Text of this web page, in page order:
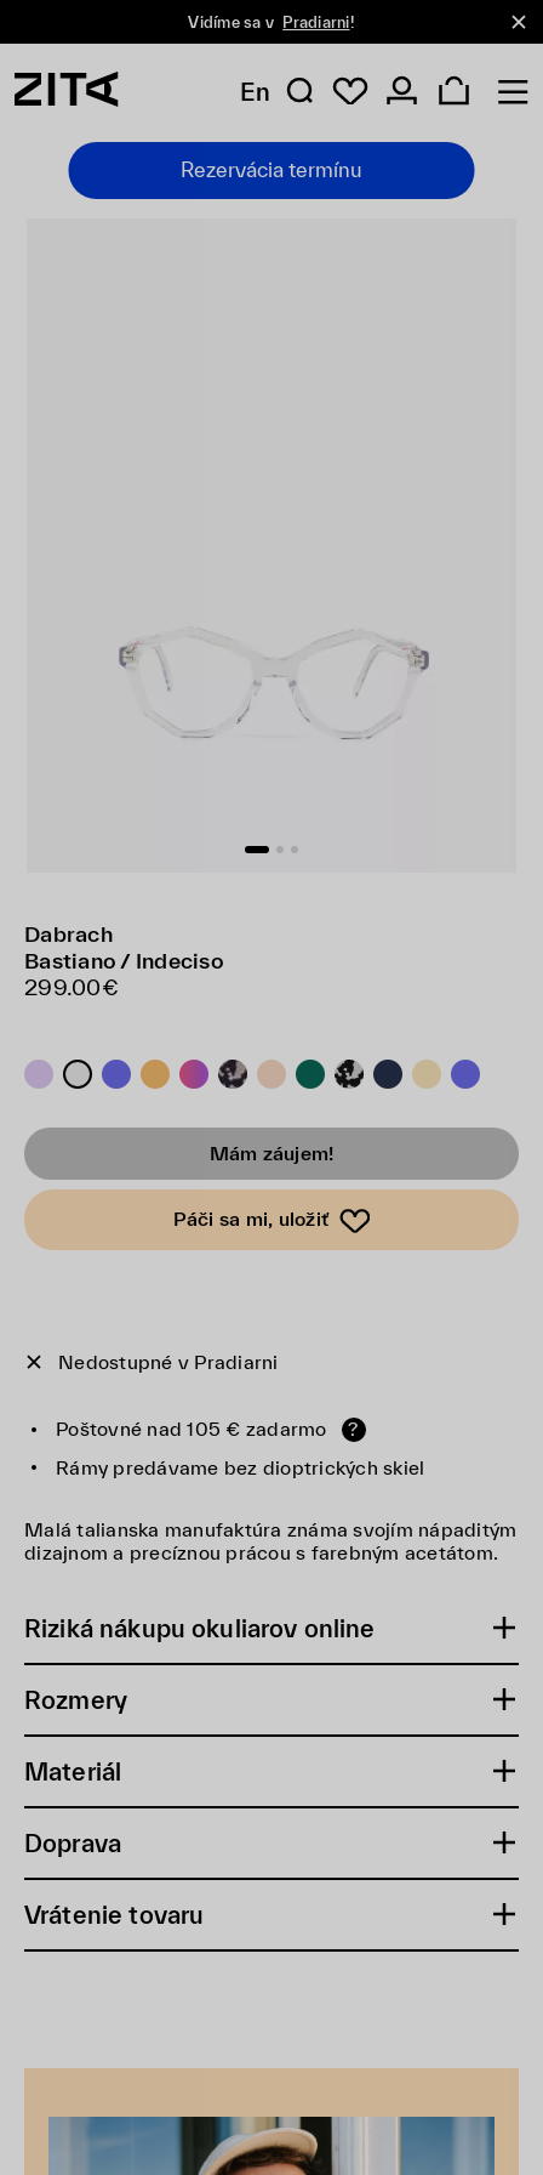
Vidíme sa v Pradiarni!
En
Rezervácia termínu
Dabrach
Bastiano / Indeciso
299.00€
Mám záujem!
Páči sa mi, uložiť
Nedostupné v Pradiarni
Poštovné nad 105 € zadarmo
?
Rámy predávame bez dioptrických skiel
Malá talianska manufaktúra známa svojím nápaditým
dizajnom a precíznou prácou s farebným acetátom.
Riziká nákupu okuliarov online
Rozmery
Materiál
Doprava
Vrátenie tovaru